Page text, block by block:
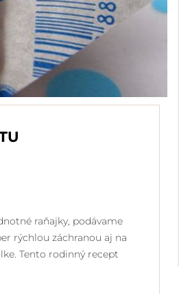
raňajky, podávame
rýchlou záchranou aj na
Tento rodinný recept